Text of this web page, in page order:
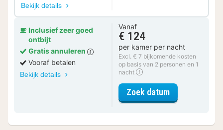
Bekijk details
Inclusief zeer goed
ontbijt
Gratis annuleren
Vooraf betalen
Bekijk details
Vanaf
€ 124
per kamer per nacht
Excl. € 7 bijkomende kosten
op basis van 2 personen en 1
nacht
Zoek datumvoor